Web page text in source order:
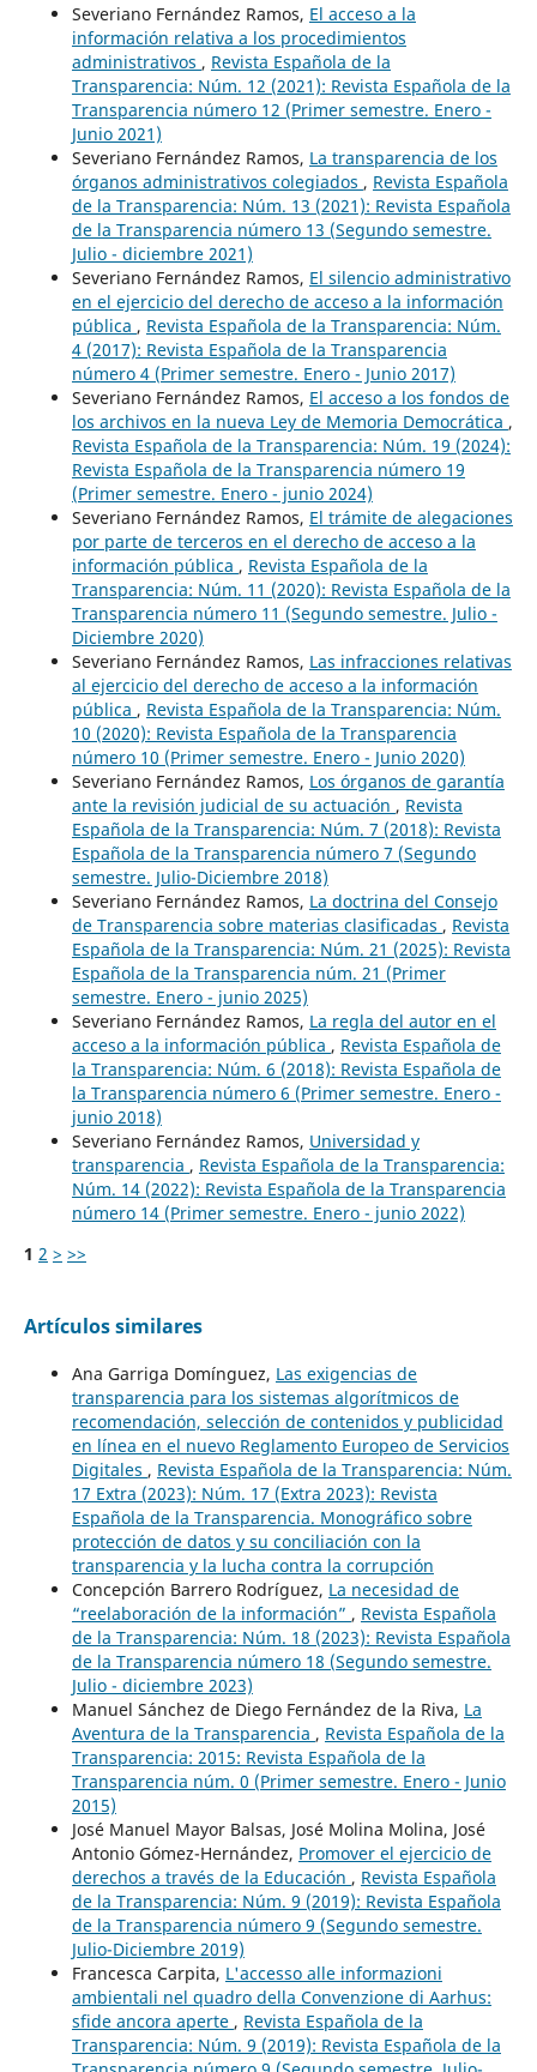
Severiano Fernández Ramos, El acceso a la
información relativa a los procedimientos
administrativos , Revista Española de la
Transparencia: Núm. 12 (2021): Revista Española de la
Transparencia número 12 (Primer semestre. Enero -
Junio 2021)
Severiano Fernández Ramos, La transparencia de los
órganos administrativos colegiados , Revista Española
de la Transparencia: Núm. 13 (2021): Revista Española
de la Transparencia número 13 (Segundo semestre.
Julio - diciembre 2021)
Severiano Fernández Ramos, El silencio administrativo
en el ejercicio del derecho de acceso a la información
pública , Revista Española de la Transparencia: Núm.
4 (2017): Revista Española de la Transparencia
número 4 (Primer semestre. Enero - Junio 2017)
Severiano Fernández Ramos, El acceso a los fondos de
los archivos en la nueva Ley de Memoria Democrática ,
Revista Española de la Transparencia: Núm. 19 (2024):
Revista Española de la Transparencia número 19
(Primer semestre. Enero - junio 2024)
Severiano Fernández Ramos, El trámite de alegaciones
por parte de terceros en el derecho de acceso a la
información pública , Revista Española de la
Transparencia: Núm. 11 (2020): Revista Española de la
Transparencia número 11 (Segundo semestre. Julio -
Diciembre 2020)
Severiano Fernández Ramos, Las infracciones relativas
al ejercicio del derecho de acceso a la información
pública , Revista Española de la Transparencia: Núm.
10 (2020): Revista Española de la Transparencia
número 10 (Primer semestre. Enero - Junio 2020)
Severiano Fernández Ramos, Los órganos de garantía
ante la revisión judicial de su actuación , Revista
Española de la Transparencia: Núm. 7 (2018): Revista
Española de la Transparencia número 7 (Segundo
semestre. Julio-Diciembre 2018)
Severiano Fernández Ramos, La doctrina del Consejo
de Transparencia sobre materias clasificadas , Revista
Española de la Transparencia: Núm. 21 (2025): Revista
Española de la Transparencia núm. 21 (Primer
semestre. Enero - junio 2025)
Severiano Fernández Ramos, La regla del autor en el
acceso a la información pública , Revista Española de
la Transparencia: Núm. 6 (2018): Revista Española de
la Transparencia número 6 (Primer semestre. Enero -
junio 2018)
Severiano Fernández Ramos, Universidad y
transparencia , Revista Española de la Transparencia:
Núm. 14 (2022): Revista Española de la Transparencia
número 14 (Primer semestre. Enero - junio 2022)
1 2 > >>
Artículos similares
Ana Garriga Domínguez, Las exigencias de
transparencia para los sistemas algorítmicos de
recomendación, selección de contenidos y publicidad
en línea en el nuevo Reglamento Europeo de Servicios
Digitales , Revista Española de la Transparencia: Núm.
17 Extra (2023): Núm. 17 (Extra 2023): Revista
Española de la Transparencia. Monográfico sobre
protección de datos y su conciliación con la
transparencia y la lucha contra la corrupción
Concepción Barrero Rodríguez, La necesidad de
“reelaboración de la información” , Revista Española
de la Transparencia: Núm. 18 (2023): Revista Española
de la Transparencia número 18 (Segundo semestre.
Julio - diciembre 2023)
Manuel Sánchez de Diego Fernández de la Riva, La
Aventura de la Transparencia , Revista Española de la
Transparencia: 2015: Revista Española de la
Transparencia núm. 0 (Primer semestre. Enero - Junio
2015)
José Manuel Mayor Balsas, José Molina Molina, José
Antonio Gómez-Hernández, Promover el ejercicio de
derechos a través de la Educación , Revista Española
de la Transparencia: Núm. 9 (2019): Revista Española
de la Transparencia número 9 (Segundo semestre.
Julio-Diciembre 2019)
Francesca Carpita, L'accesso alle informazioni
ambientali nel quadro della Convenzione di Aarhus:
sfide ancora aperte , Revista Española de la
Transparencia: Núm. 9 (2019): Revista Española de la